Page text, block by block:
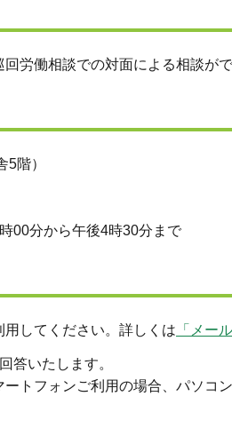
労働相談での対面による相談がで
階）
00分から午後4時30分まで
用してください。詳しくは 「メー
答いたします。
トフォンご利用の場合、パソコ